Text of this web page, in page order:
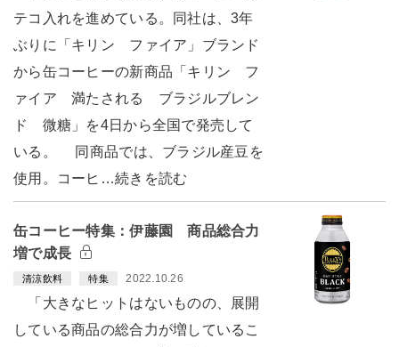
テコ入れを進めている。同社は、3年
ぶりに「キリン ファイア」ブランド
から缶コーヒーの新商品「キリン フ
ァイア 満たされる ブラジルブレン
ド 微糖」を4日から全国で発売して
いる。 同商品では、ブラジル産豆を
使用。コーヒ…続きを読む
缶コーヒー特集：伊藤園 商品総合力
増で成長
清涼飲料 特集 2022.10.26
「大きなヒットはないものの、展開
している商品の総合力が増しているこ